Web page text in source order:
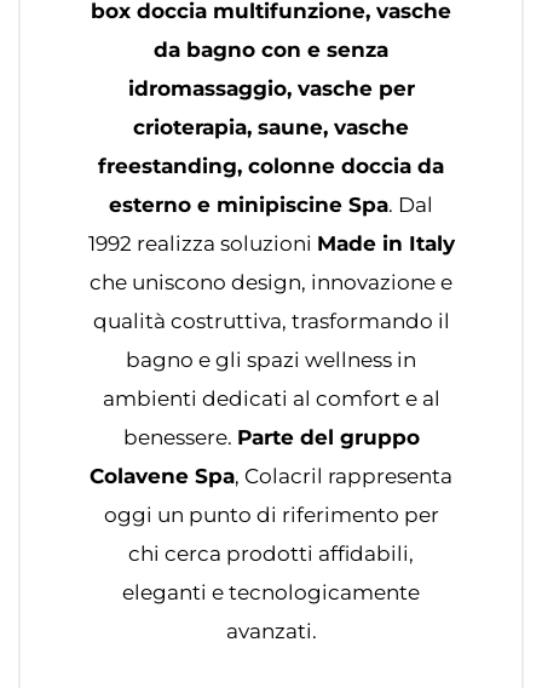
box doccia multifunzione, vasche
da bagno con e senza
idromassaggio, vasche per
crioterapia, saune, vasche
freestanding, colonne doccia da
esterno e minipiscine Spa. Dal
1992 realizza soluzioni Made in Italy
che uniscono design, innovazione e
qualità costruttiva, trasformando il
bagno e gli spazi wellness in
ambienti dedicati al comfort e al
benessere. Parte del gruppo
Colavene Spa, Colacril rappresenta
oggi un punto di riferimento per
chi cerca prodotti affidabili,
eleganti e tecnologicamente
avanzati.